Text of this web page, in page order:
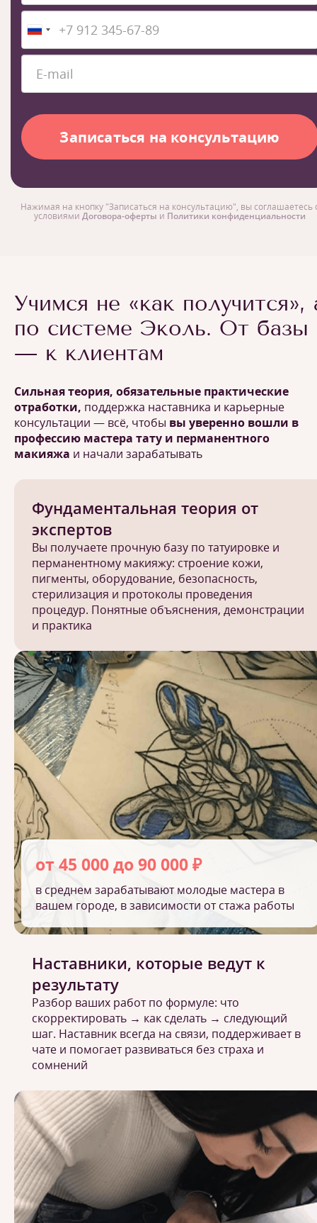
Нажимая на кнопку "Записаться на консультацию", вы соглашаетесь
условиями Договора-оферты и Политики конфиденциальности
Учимся не «как получится»,
по системе Эколь. От базы
— к клиентам
Сильная теория, обязательные практические
отработки, поддержка наставника и карьерные
консультации — всё, чтобы вы уверенно вошли в
профессию мастера тату и перманентного
макияжа и начали зарабатывать
Фундаментальная теория от
экспертов
Вы получаете прочную базу по татуировке и
перманентному макияжу: строение кожи,
пигменты, оборудование, безопасность,
стерилизация и протоколы проведения
процедур. Понятные объяснения, демонстрации
и практика
от 45 000 до 90 000 ₽
в среднем зарабатывают молодые мастера в
вашем городе, в зависимости от стажа работы
Наставники, которые ведут к
результату
Разбор ваших работ по формуле: что
скорректировать → как сделать → следующий
шаг. Наставник всегда на связи, поддерживает в
чате и помогает развиваться без страха и
сомнений